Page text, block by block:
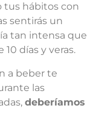
tus hábitos con
sentirás un
tan intensa que
días y veras.
a beber te
las
deberíamos